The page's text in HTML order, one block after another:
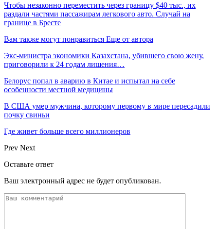
Чтобы незаконно переместить через границу $40 тыс., их
раздали частями пассажирам легкового авто. Случай на
границе в Бресте
Вам также могут понравиться Еще от автора
Экс-министра экономики Казахстана, убившего свою жену,
приговорили к 24 годам лишения…
Белорус попал в аварию в Китае и испытал на себе
особенности местной медицины
В США умер мужчина, которому первому в мире пересадили
почку свиньи
Где живет больше всего миллионеров
Prev Next
Оставьте ответ
Ваш электронный адрес не будет опубликован.